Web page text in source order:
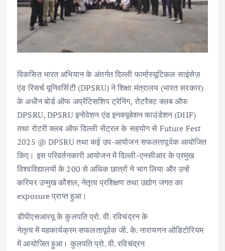
विकसित भारत अभियान के अंतर्गत दिल्ली फार्मास्यूटिकल साइंसेज़
एंड रिसर्च यूनिवर्सिटी (DPSRU) ने शिक्षा मंत्रालय (भारत सरकार)
के अधीन बोर्ड ऑफ अप्रेंटिसशिप ट्रेनिंग, रोटरैक्ट क्लब ऑफ
DPSRU, DPSRU इनोवेशन एंड इनक्यूबेशन फाउंडेशन (DIIF)
तथा रोटरी क्लब ऑफ दिल्ली सेंट्रल के सहयोग से Future Fest
2025 @ DPSRU तथा कई उप-आयोजन सफलतापूर्वक आयोजित
किए। इस परिवर्तनकारी आयोजन में दिल्ली-एनसीआर के प्रमुख
विश्वविद्यालयों के 200 से अधिक छात्रों ने भाग लिया और उन्हें
करियर उन्मुख कौशल, नेतृत्व प्रशिक्षण तथा उद्योग जगत का
exposure प्राप्त हुआ।
डीपीएसआरयू के कुलपति प्रो. वी. रविचंद्रन के
नेतृत्व में यहकार्यक्रम सफलतापूर्वक जी. के. नारायणन ऑडिटोरियम
में आयोजित हुआ। कुलपति प्रो. वी. रविचंद्रन